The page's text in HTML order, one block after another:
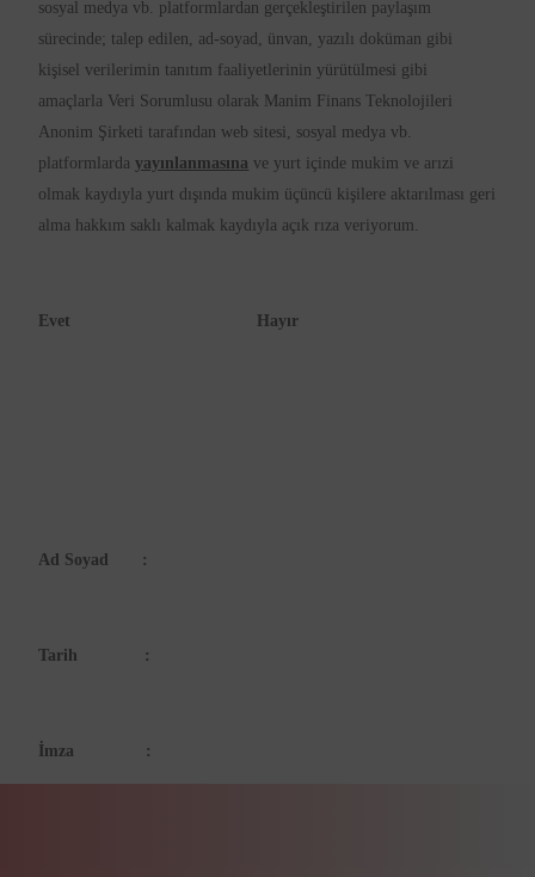
sosyal medya vb. platformlardan gerçekleştirilen paylaşım
sürecinde; talep edilen, ad-soyad, ünvan, yazılı doküman gibi
kişisel verilerimin tanıtım faaliyetlerinin yürütülmesi gibi
amaçlarla Veri Sorumlusu olarak Manim Finans Teknolojileri
Anonim Şirketi tarafından web sitesi, sosyal medya vb.
platformlarda yayınlanmasına ve yurt içinde mukim ve arızi
olmak kaydıyla yurt dışında mukim üçüncü kişilere aktarılması geri
alma hakkım saklı kalmak kaydıyla açık rıza veriyorum.
Evet Hayır
Ad Soyad :
Tarih :
İmza :